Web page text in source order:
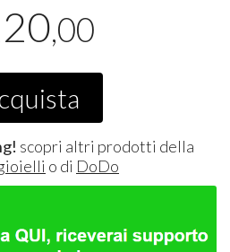
,00
scopri altri prodotti della
o di DoDo